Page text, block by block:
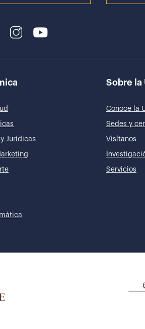
Jurídicas
Sobre la
Conoce la
Sedes y
Visítanos
Servicios